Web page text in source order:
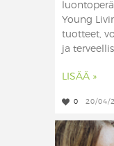
Young
tuotteet,
ja
LISÄÄ »
0 20/04/